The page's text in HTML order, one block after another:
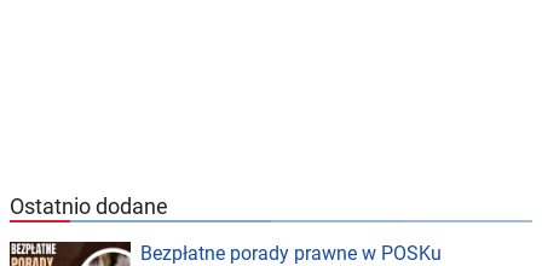
Ostatnio dodane
Bezpłatne porady prawne w POSKu